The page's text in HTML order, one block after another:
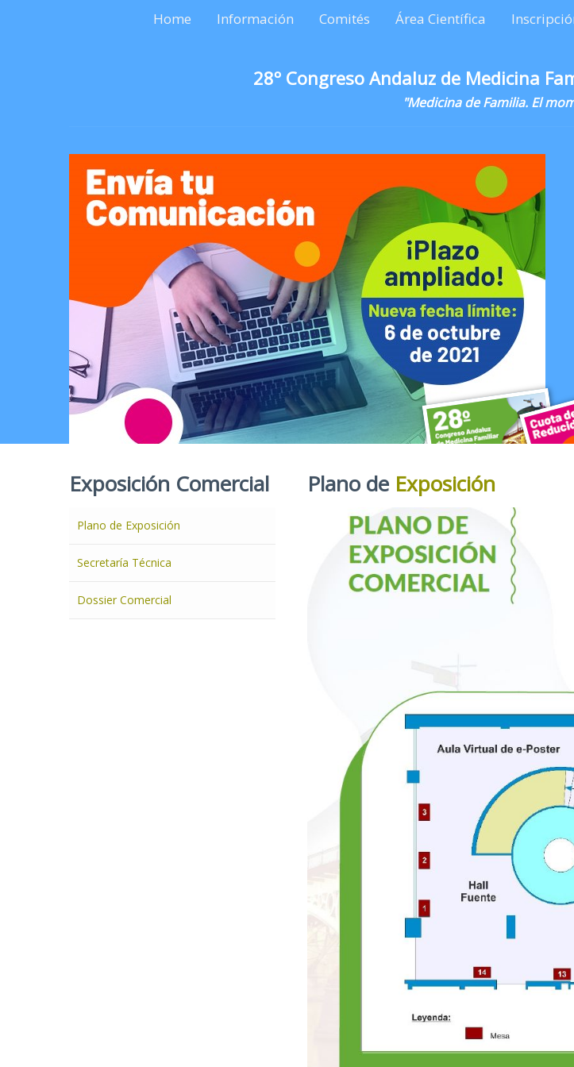
Home Información Comités Área Científica
28º Congreso Andaluz de Medicina
"Medicina de Familia. El
Envía tu Comunicación
Puedes enviar tu comunicación hasta el 6 de octubre
Hasta
Exposición Comercial
Plano de Exposición
Secretaría Técnica
Dossier Comercial
Plano de Exposición